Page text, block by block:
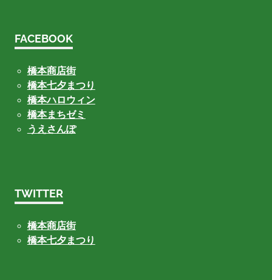
FACEBOOK
橋本商店街
橋本七夕まつり
橋本ハロウィン
橋本まちゼミ
うえさんぽ
TWITTER
橋本商店街
橋本七夕まつり